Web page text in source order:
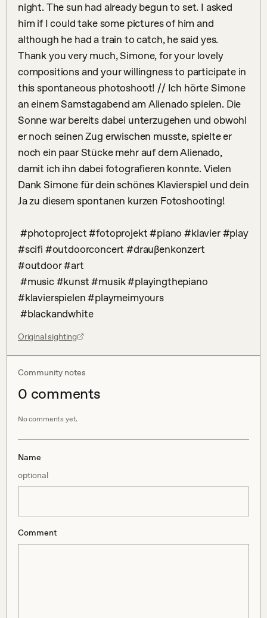
night. The sun had already begun to set. I asked
him if I could take some pictures of him and
although he had a train to catch, he said yes.
Thank you very much, Simone, for your lovely
compositions and your willingness to participate in
this spontaneous photoshoot! // Ich hörte Simone
an einem Samstagabend am Alienado spielen. Die
Sonne war bereits dabei unterzugehen und obwohl
er noch seinen Zug erwischen musste, spielte er
noch ein paar Stücke mehr auf dem Alienado,
damit ich ihn dabei fotografieren konnte. Vielen
Dank Simone für dein schönes Klavierspiel und dein
Ja zu diesem spontanen kurzen Fotoshooting!
#scifi #outdoorconcert #draußenkonzert
#outdoor #art
#klavierspielen #playmeimyours
#blackandwhite
Original sighting
Community notes
0 comments
No comments yet.
Name
optional
Comment